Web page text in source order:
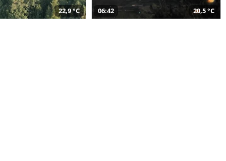
22,9 °C 06:42 20,5 °C